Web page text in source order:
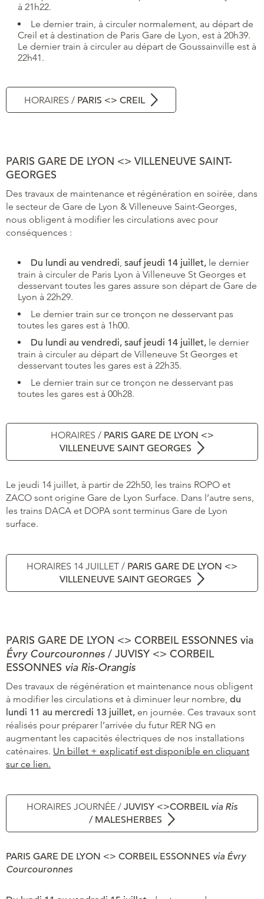
à 21h22.
Le dernier train, à circuler normalement, au départ de
Creil et à destination de Paris Gare de Lyon, est à 20h39.
Le dernier train à circuler au départ de Goussainville est à
22h41.
HORAIRES / PARIS <> CREIL
PARIS GARE DE LYON <> VILLENEUVE SAINT-
GEORGES
Des travaux de maintenance et régénération en soirée, dans
le secteur de Gare de Lyon & Villeneuve Saint-Georges,
nous obligent à modifier les circulations avec pour
conséquences :
Du lundi au vendredi sauf jeudi 14 juillet, le dernier
train à circuler de Paris Lyon à Villeneuve St Georges et
desservant toutes les gares assure son départ de Gare de
Lyon à 22h29.
Le dernier train sur ce tronçon ne desservant pas
toutes les gares est à 1h00.
Du lundi au vendredi, sauf jeudi 14 juillet, le dernier
train à circuler au départ de Villeneuve St Georges et
desservant toutes les gares est à 22h35.
Le dernier train sur ce tronçon ne desservant pas
toutes les gares est à 00h28.
HORAIRES / PARIS GARE DE LYON <>
VILLENEUVE SAINT GEORGES
Le jeudi 14 juillet, à partir de 22h50, les trains ROPO et
ZACO sont origine Gare de Lyon Surface. Dans l’autre sens,
les trains DACA et DOPA sont terminus Gare de Lyon
surface.
HORAIRES 14 JUILLET / PARIS GARE DE LYON <>
VILLENEUVE SAINT GEORGES
PARIS GARE DE LYON <> CORBEIL ESSONNES via
Évry Courcouronnes / JUVISY <> CORBEIL
ESSONNES via Ris-Orangis
Des travaux de régénération et maintenance nous obligent
à modifier les circulations et à diminuer leur nombre, du
lundi 11 au mercredi 13 juillet, en journée. Ces travaux sont
réalisés pour préparer l’arrivée du futur RER NG en
augmentant les capacités électriques de nos installations
caténaires. Un billet + explicatif est disponible en cliquant
sur ce lien.
HORAIRES JOURNÉE / JUVISY <>CORBEIL via Ris
/ MALESHERBES
PARIS GARE DE LYON <> CORBEIL ESSONNES via Évry
Courcouronnes